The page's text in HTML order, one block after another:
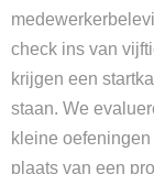
check ins van
krijgen een
staan. We
kleine
plaats van een